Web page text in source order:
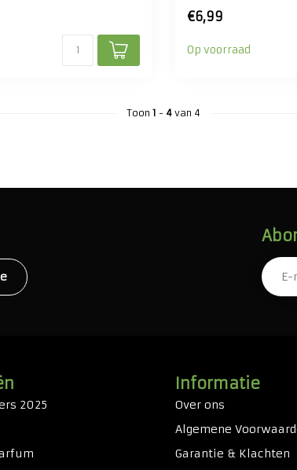
€6,99
Op voorraad
Toon 1 - 4van 4
2025
Informatie
Over ons
Algemene
Garantie & Klachten